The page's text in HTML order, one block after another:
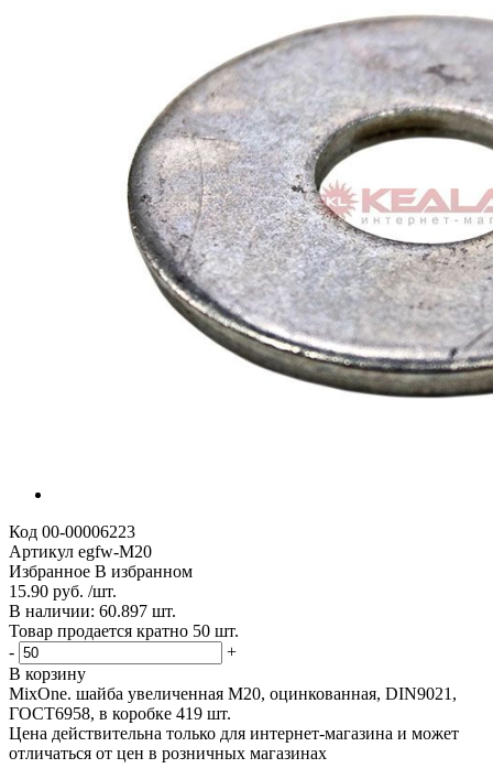
Код 00-00006223
Артикул egfw-М20
Избранное В избранном
15.90 руб. /шт.
В наличии: 60.897 шт.
Товар продается кратно 50 шт.
-
+
В корзину
MixOne. шайба увеличенная М20, оцинкованная, DIN9021,
ГОСТ6958, в коробке 419 шт.
Цена действительна только для интернет-магазина и может
отличаться от цен в розничных магазинах